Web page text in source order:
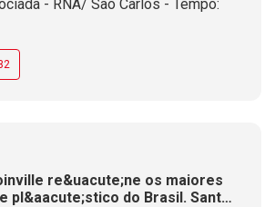
- RNA/ São Carlos - Tempo:
re&uacute;ne os maiores
pl&aacute;stico do Brasil. Santa